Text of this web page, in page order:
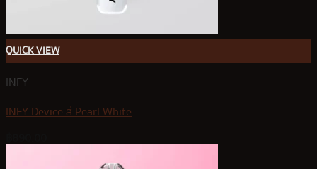
QUICK VIEW
INFY
INFY Device สี Pearl White